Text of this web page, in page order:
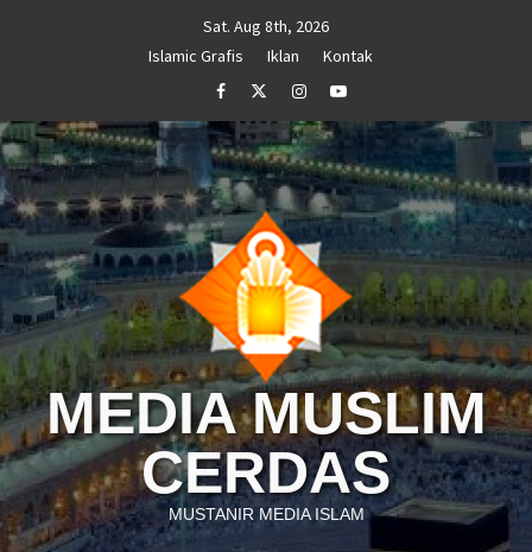
Sat. Aug 8th, 2026
Islamic Grafis
Iklan
Kontak
FacebookTwitterInstagramYoutube
MEDIA MUSLIM
CERDAS
MUSTANIR MEDIA ISLAM